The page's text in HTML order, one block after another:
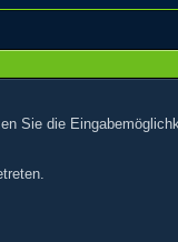
Sie die